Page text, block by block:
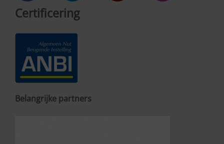
Certificering
Belangrijke partners